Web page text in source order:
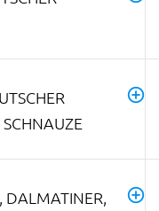
S
DALMATINER,